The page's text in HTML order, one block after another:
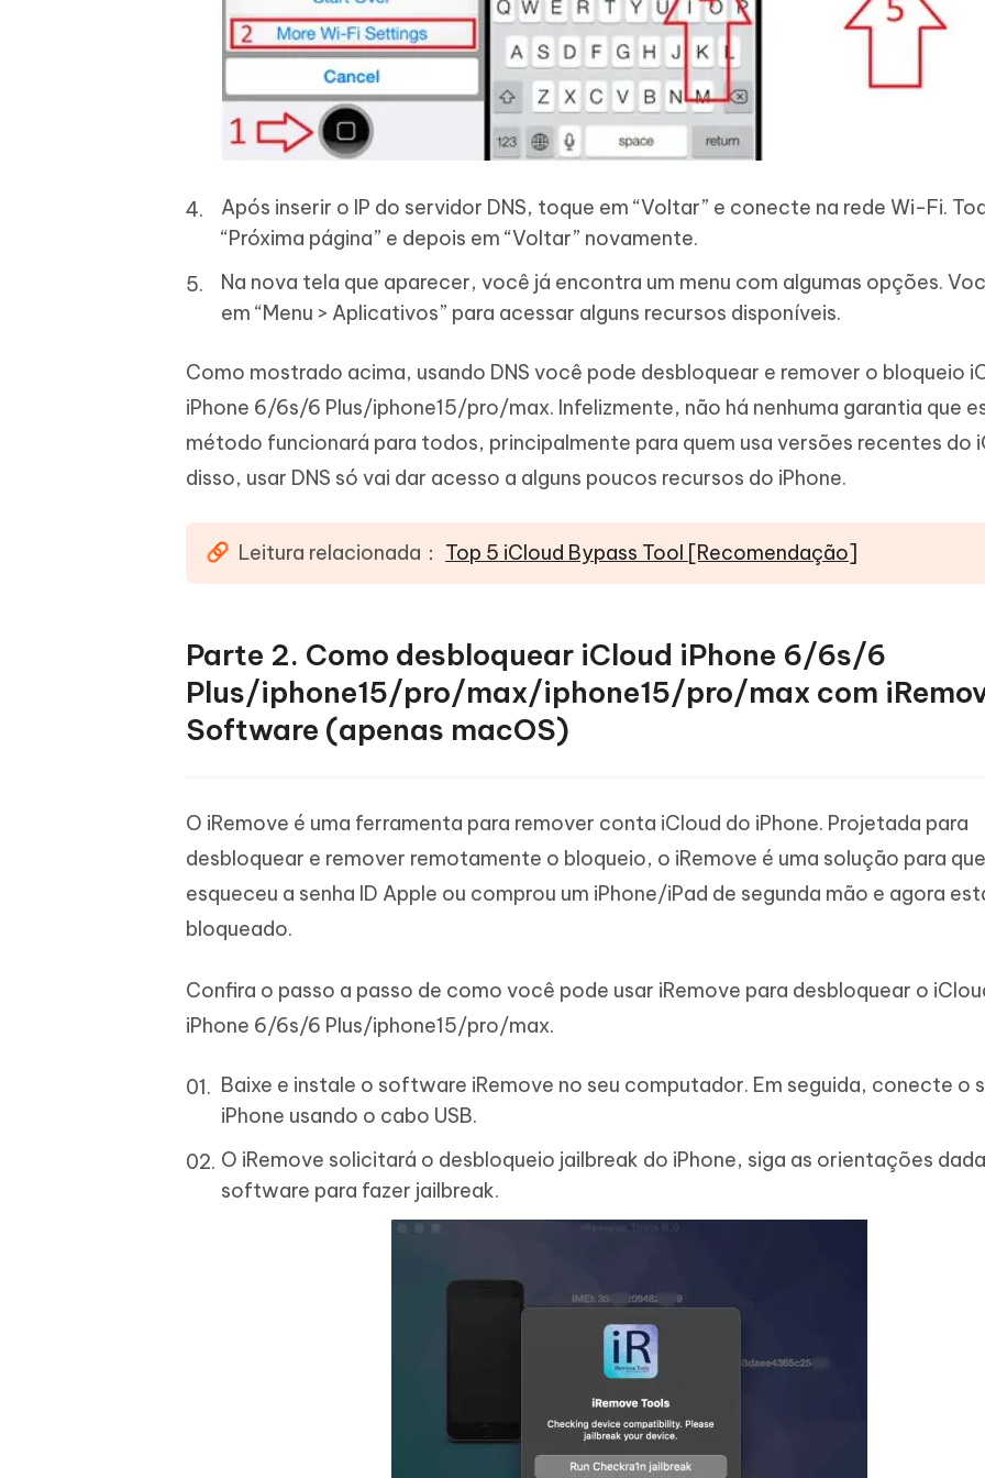
Após inserir o IP do servidor DNS, toque em “Voltar” e conecte na rede Wi-Fi.
“Próxima página” e depois em “Voltar” novamente.
Na nova tela que aparecer, você já encontra um menu com algumas opções.
em “Menu > Aplicativos” para acessar alguns recursos disponíveis.
Como mostrado acima, usando DNS você pode desbloquear e remover o bloqueio
iPhone 6/6s/6 Plus/iphone15/pro/max. Infelizmente, não há nenhuma garantia que
método funcionará para todos, principalmente para quem usa versões recentes do
disso, usar DNS só vai dar acesso a alguns poucos recursos do iPhone.
Leitura relacionada： Top 5 iCloud Bypass Tool [Recomendação]
Parte 2. Como desbloquear iCloud iPhone 6/6s/6
Plus/iphone15/pro/max/iphone15/pro/max com
Software (apenas macOS)
O iRemove é uma ferramenta para remover conta iCloud do iPhone. Projetada para
desbloquear e remover remotamente o bloqueio, o iRemove é uma solução para
esqueceu a senha ID Apple ou comprou um iPhone/iPad de segunda mão e agora
bloqueado.
Confira o passo a passo de como você pode usar iRemove para desbloquear o
iPhone 6/6s/6 Plus/iphone15/pro/max.
Baixe e instale o software iRemove no seu computador. Em seguida, conecte o
iPhone usando o cabo USB.
O iRemove solicitará o desbloqueio jailbreak do iPhone, siga as orientações
software para fazer jailbreak.